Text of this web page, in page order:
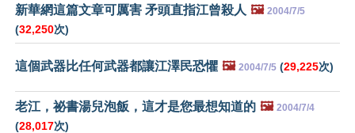
新華網這篇文章可厲害 矛頭直指江曾殺人 🖼️ 2004/7/5
(32,250次)
這個武器比任何武器都讓江澤民恐懼 🖼️ 2004/7/5 (29,225次)
老江，祕書湯兒泡飯，這才是您最想知道的 🖼️ 2004/7/4
(28,017次)